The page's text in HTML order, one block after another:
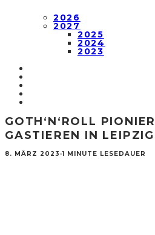
2026
2027
2025
2024
2023
GOTH‘N‘ROLL
GASTIEREN IN LEIPZIG
8. MÄRZ 2023 ·1 MINUTE LESEDAUER